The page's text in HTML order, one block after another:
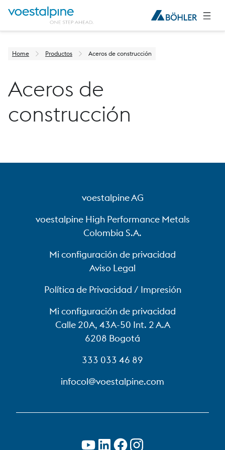
Home Productos Aceros de construcción
Aceros de
construcción
voestalpine AG
voestalpine High Performance Metals
Colombia S.A.
Mi configuración de privacidad
Aviso Legal
Política de Privacidad / Impresión
Mi configuración de privacidad
Calle 20A, 43A-50 Int. 2 A.A
6208 Bogotá
333 033 46 89
infocol@voestalpine.com